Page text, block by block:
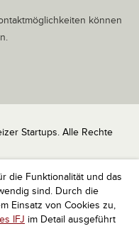
die Funktionalität und das
sind. Durch die
Einsatz von Cookies zu,
IFJ im Detail ausgeführt
können
Startups. Alle Rechte